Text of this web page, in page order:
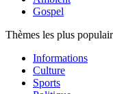
Gospel
Thèmes les plus
Informations
Culture
Sports